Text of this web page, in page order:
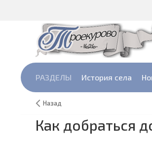
РАЗДЕЛЫ История села
Назад
Как добраться